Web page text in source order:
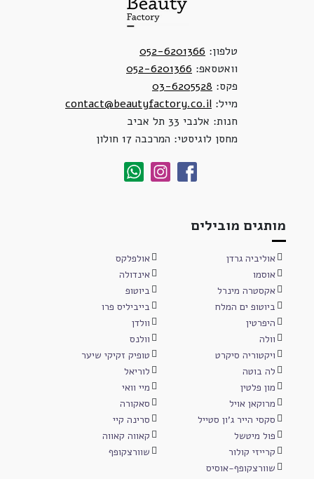
טלפון: 052-6201366
וואטסאפ: 052-6201366
פקס: 03-6205528
מייל: contact@beautyfactory.co.il
חנות: אלנבי 33 תל אביב
מחסן לוגיסטי: המרכבה 17 חולון
מותגים מובילים
אוליביה גרדן
אולפלקס
אוסמו
אינדולה
אקסטרה מינרל
ביוטופ
ביוטופ ים המלח
בייביליס פרו
היפרטין
וולדן
וולה
וולנס
ויקטוריה סיקרט
טופיק זקיקי שיער
לה בוטה
לוריאל
מון פלטין
מיי וואי
מרוקאן אויל
סאקורה
סקסי הייר ג'ון סטייל
סרינה קיי
פול מיטשל
קאווה קאווה
קרייזי קולור
שוורצקופף
שוורצקופף-אוסיס